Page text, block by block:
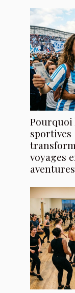
Pourquoi
sportives
voyages